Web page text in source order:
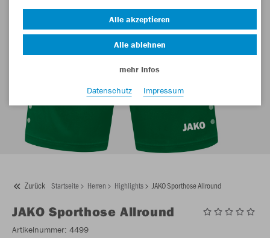
Zurück Startseite Herren Highlights JAKO Sporthose Allround
JAKO Sporthose Allround
Artikelnummer: 4499
Alle akzeptieren
Alle ablehnen
mehr Infos
Datenschutz
Impressum